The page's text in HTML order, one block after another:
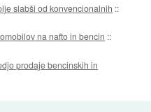
slabši od konvencionalnih ::
na nafto in bencin ::
prodaje bencinskih in